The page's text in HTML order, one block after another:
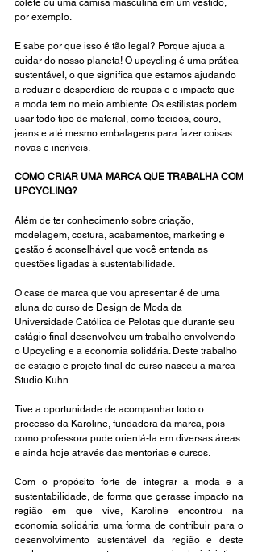
colete ou uma camisa masculina em um vestido,
por exemplo.
E sabe por que isso é tão legal? Porque ajuda a
cuidar do nosso planeta! O upcycling é uma prática
sustentável, o que significa que estamos ajudando
a reduzir o desperdício de roupas e o impacto que
a moda tem no meio ambiente. Os estilistas podem
usar todo tipo de material, como tecidos, couro,
jeans e até mesmo embalagens para fazer coisas
novas e incríveis.
COMO CRIAR UMA MARCA QUE TRABALHA COM
UPCYCLING?
Além de ter conhecimento sobre criação,
modelagem, costura, acabamentos, marketing e
gestão é aconselhável que você entenda as
questões ligadas à sustentabilidade.
O case de marca que vou apresentar é de uma
aluna do curso de Design de Moda da
Universidade Católica de Pelotas que durante seu
estágio final desenvolveu um trabalho envolvendo
o Upcycling e a economia solidária. Deste trabalho
de estágio e projeto final de curso nasceu a marca
Studio Kuhn.
Tive a oportunidade de acompanhar todo o
processo da Karoline, fundadora da marca, pois
como professora pude orientá-la em diversas áreas
e ainda hoje através das mentorias e cursos.
Com o propósito forte de integrar a moda e a
sustentabilidade, de forma que gerasse impacto na
região em que vive, Karoline encontrou na
economia solidária uma forma de contribuir para o
desenvolvimento sustentável da região e deste